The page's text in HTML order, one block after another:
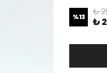
%13 ₺
₺